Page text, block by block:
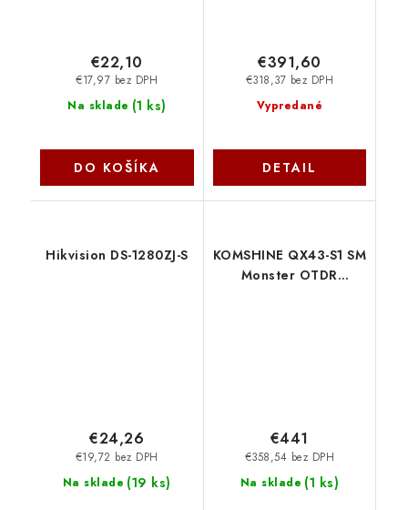
Na sklade (1 ks)
€17,97 bez DPH
€22,10
DO KOŠÍKA
Vypredané
€318,37 bez DPH
€391,60
DETAIL
Hikvision DS-1280ZJ-S
Na sklade (19 ks)
€19,72 bez DPH
€24,26
KOMSHINE QX43-S1 SM
Monster OTDR
Na sklade (1 ks)
€358,54 bez DPH
€441